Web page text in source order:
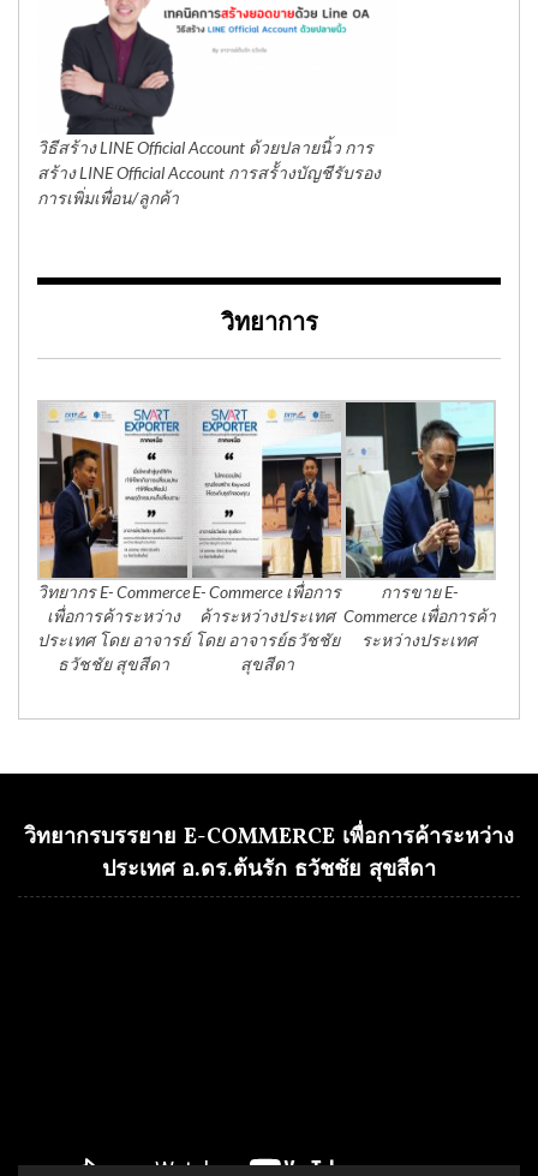
วิธีสร้าง LINE Official Account ด้วยปลายนิ้ว การ
สร้าง LINE Official Account การสร้้างบัญชีรับรอง
การเพิ่มเพื่อน/ลูกค้า
วิทยาการ
วิทยากร E- Commerce
เพื่อการค้าระหว่าง
ประเทศ โดย อาจารย์
ธวัชชัย สุขสีดา
E- Commerce เพื่อการ
ค้าระหว่างประเทศ
โดย อาจารย์ธวัชชัย
สุขสีดา
การขาย E-
Commerce เพื่อการค้า
ระหว่างประเทศ
วิทยากรบรรยาย E-COMMERCE เพื่อการค้าระหว่าง
ประเทศ อ.ดร.ต้นรัก ธวัชชัย สุขสีดา